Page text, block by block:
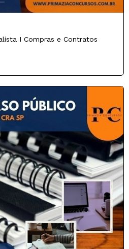
I Compras e Contratos